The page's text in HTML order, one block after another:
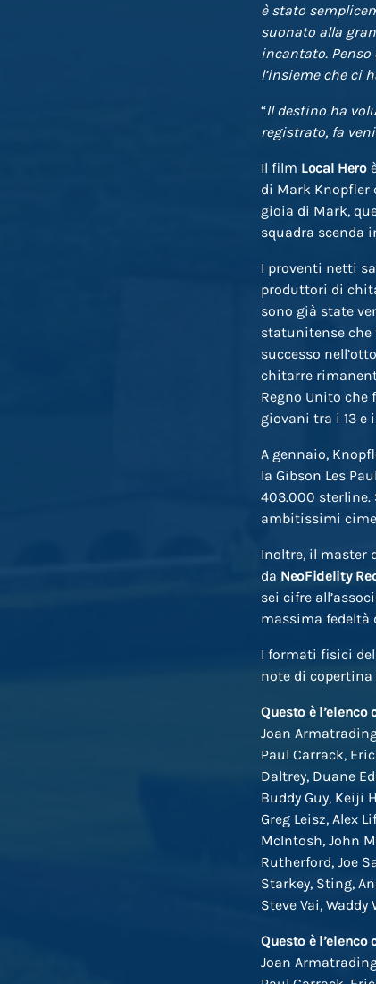
è stato
suonato alla
incantato.
l’insieme che ci
“Il destino ha
registrato, fa
Il film Local Hero
di Mark Knopfler
gioia di Mark,
squadra scenda
I proventi netti
produttori di
sono già state
statunitense che
successo
chitarre
Regno Unito che
giovani tra i 13 e
A gennaio,
la Gibson Les
403.000
ambitissimi
Inoltre, il master
da NeoFidelity
sei cifre
massima fedeltà
I formati fisici del
note di
Questo è
Joan
Paul Carrack,
Daltrey, Duane
Buddy Guy, Keiji
Greg Leisz, Alex
McIntosh, John
Rutherford, Joe
Starkey, Sting,
Steve Vai, Waddy
Questo è
Joan